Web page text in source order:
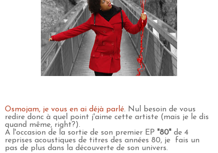
Osmojam, je vous en ai déjà parlé. Nul besoin de vous
redire donc à quel point j'aime cette artiste (mais je le dis
quand même, right?).
A l'occasion de la sortie de son premier EP "80" de 4
reprises acoustiques de titres des années 80, je fais un
pas de plus dans la découverte de son univers.